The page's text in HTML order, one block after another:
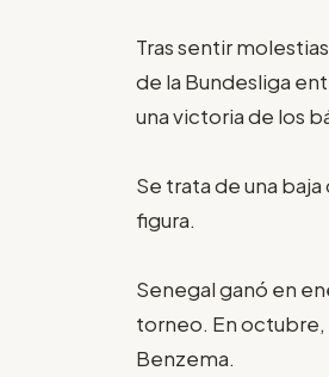
Tras sentir
de la Bundesliga
una victoria de los
Se trata de una
figura.
Senegal ganó en
torneo. En octubre,
Benzema.